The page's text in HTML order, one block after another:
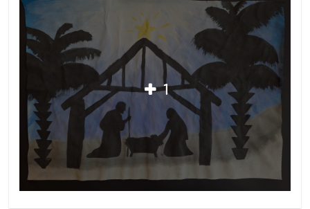
1